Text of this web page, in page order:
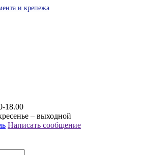
и крепежа
18.00
– выходной
Написать сообщение